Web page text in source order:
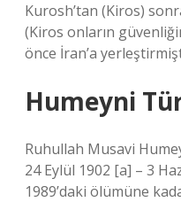
Kurosh’tan (Kiros)
(Kiros onların
önce İran’a
Humeyni
Ruhullah Musavi
24 Eylül 1902 [a] – 3
1989’daki ölümüne